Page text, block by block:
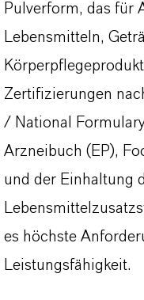
Pulverform, das für
Lebensmitteln,
Zertifizierungen
/ National
Arzneibuch (EP),
und der Einhaltung
es höchste
Leistungsfähigkeit.